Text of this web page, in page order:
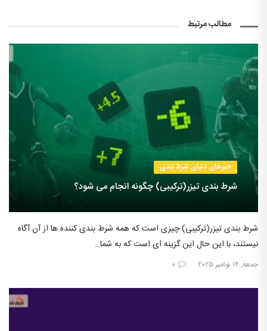
مطالب مرتبط
خبرهای دنیای شرط بندی
شرط بندی تیزر(ترکیبی) چگونه انجام می شود؟
شرط بندی تیزر(ترکیبی) چیزی است که همه شرط بندی کننده ها از آن آگاه
نیستند، با این حال این گزینه ای است که به شما…
جمعه, ۱۴ نوامبر ۲۰۲۵ ۰